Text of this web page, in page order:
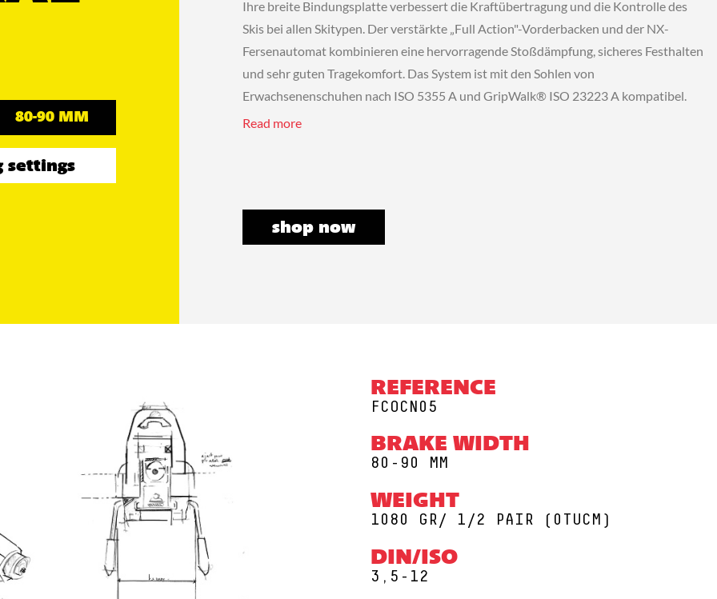
80-90 MM
settings
Ihre breite Bindungsplatte verbessert die Kraftübertragung und die Kontrolle des
Skis bei allen Skitypen. Der verstärkte „Full Action"-Vorderbacken und der NX-
Fersenautomat kombinieren eine hervorragende Stoßdämpfung, sicheres Festhalten
und sehr guten Tragekomfort. Das System ist mit den Sohlen von
Erwachsenenschuhen nach ISO 5355 A und GripWalk® ISO 23223 A kompatibel.
Read more
shop now
REFERENCE
FCOCN05
BRAKE WIDTH
80-90 MM
WEIGHT
1080 GR/ 1/2 PAIR (0TUCM)
DIN/ISO
3,5-12